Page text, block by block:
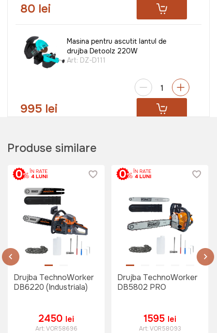
80 lei
Masina pentru ascutit lantul de
drujba Detoolz 220W
Art: DZ-D111
995 lei
Dispozitiv de ascutit lant Ruris AL-
181
1599 lei
Genunchiere WOKIN
Art: 458000
Produse similare
Drujba TechnoWorker
DB6220 (Industriala)
2450 lei
Art:VOR58696
Drujba TechnoWorker
DB5802 PRO
1595 lei
Art:VOR58093